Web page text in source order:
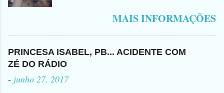
no Sertão da Paraíba, o Lendário
Leozinho . Segundo informações , o
Criminoso Leonardo, 22 anos, foi
atingido com disparo de calibre 12. O
Procurado pela Justiça havia matado
a Namorada dele, Fabrícia Nogueira ,
MAIS INFORMAÇÕES
PRINCESA ISABEL, PB... ACIDENTE COM
ZÉ DO RÁDIO
- junho 27, 2017